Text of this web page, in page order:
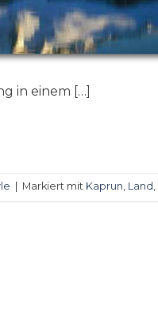
in einem […]
Markiert mit Kaprun, Land ,